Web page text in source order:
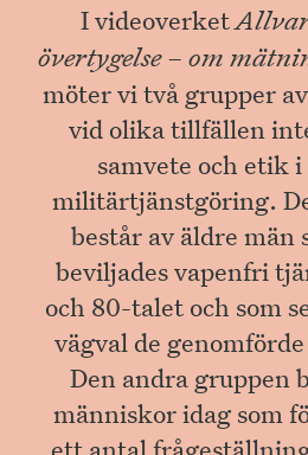
I videoverket
övertygelse – om
möter vi två grupper
vid olika tillfällen
samvete och etik
militärtjänstgöring.
består av äldre män
beviljades vapenfri
och 80-talet och som
vägval de
Den andra gruppen
människor idag som
ett antal